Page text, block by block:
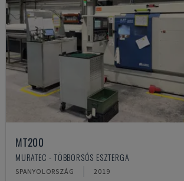
MT200
MURATEC - TÖBBORSÓS ESZTERGA
SPANYOLORSZÁG 2019